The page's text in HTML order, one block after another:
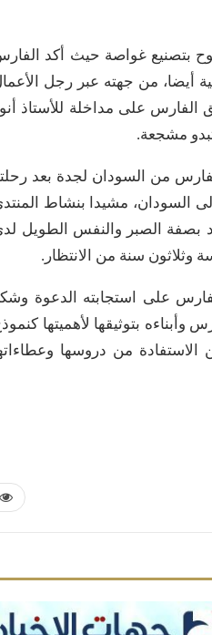
بتصنيع غواصة حيث أكد
أيضا، من جهته عبر رجل
على مداخلة للأستاذ
مشجعة.
من السودان لجدة بعد
السودان، مشيدا بنشاط
بصفة الصبر والنفس الطويل
وثلاثون سنة من الانتظار.
على استجابته الدعوة
وأبناءه بتوثيقها لأهميتها
الاستفادة من دروسها